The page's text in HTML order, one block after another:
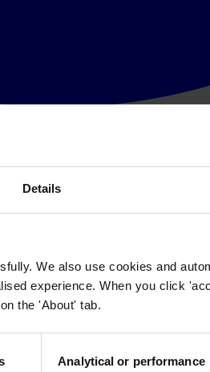
Details
We also use cookies and
experience. When you click
the 'About' tab.
Analytical or performance
International,revelan un alto nivel de
años, el resultado del IPC
de abuso del poder en todas las
obtiene un puntaje
entre 176 países evaluados.